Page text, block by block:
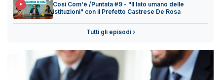
Così Com'è /Puntata #9 - "Il lato umano delle
istituzioni" con il Prefetto Castrese De Rosa
Tutti gli episodi ›